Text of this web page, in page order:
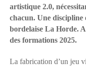
artistique 2.0,
chacun. Une discipline
bordelaise La Horde.
des formations 2025.
La fabrication d’un jeu